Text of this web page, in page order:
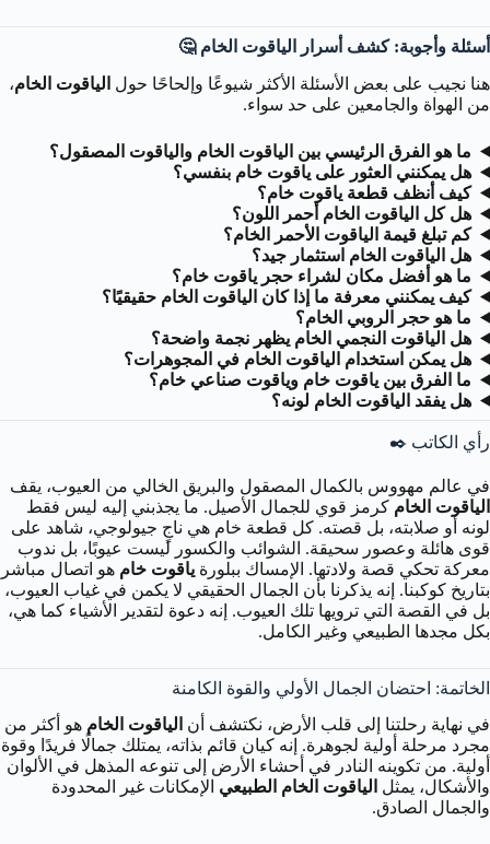
أسئلة وأجوبة: كشف أسرار الياقوت الخام 🤔
هنا نجيب على بعض الأسئلة الأكثر شيوعًا وإلحاحًا حول الياقوت الخام،
من الهواة والجامعين على حد سواء.
ما هو الفرق الرئيسي بين الياقوت الخام والياقوت المصقول؟
هل يمكنني العثور على ياقوت خام بنفسي؟
كيف أنظف قطعة ياقوت خام؟
هل كل الياقوت الخام أحمر اللون؟
كم تبلغ قيمة الياقوت الأحمر الخام؟
هل الياقوت الخام استثمار جيد؟
ما هو أفضل مكان لشراء حجر ياقوت خام؟
كيف يمكنني معرفة ما إذا كان الياقوت الخام حقيقيًا؟
ما هو حجر الروبي الخام؟
هل الياقوت النجمي الخام يظهر نجمة واضحة؟
هل يمكن استخدام الياقوت الخام في المجوهرات؟
ما الفرق بين ياقوت خام وياقوت صناعي خام؟
هل يفقد الياقوت الخام لونه؟
رأي الكاتب ✒️
في عالم مهووس بالكمال المصقول والبريق الخالي من العيوب، يقف
الياقوت الخام كرمز قوي للجمال الأصيل. ما يجذبني إليه ليس فقط
لونه أو صلابته، بل قصته. كل قطعة خام هي ناجٍ جيولوجي، شاهد على
قوى هائلة وعصور سحيقة. الشوائب والكسور ليست عيوبًا، بل ندوب
معركة تحكي قصة ولادتها. الإمساك ببلورة ياقوت خام هو اتصال مباشر
بتاريخ كوكبنا. إنه يذكرنا بأن الجمال الحقيقي لا يكمن في غياب العيوب،
بل في القصة التي ترويها تلك العيوب. إنه دعوة لتقدير الأشياء كما هي،
بكل مجدها الطبيعي وغير الكامل.
الخاتمة: احتضان الجمال الأولي والقوة الكامنة
في نهاية رحلتنا إلى قلب الأرض، نكتشف أن الياقوت الخام هو أكثر من
مجرد مرحلة أولية لجوهرة. إنه كيان قائم بذاته، يمتلك جمالًا فريدًا وقوة
أولية. من تكوينه النادر في أحشاء الأرض إلى تنوعه المذهل في الألوان
والأشكال، يمثل الياقوت الخام الطبيعي الإمكانات غير المحدودة
والجمال الصادق.